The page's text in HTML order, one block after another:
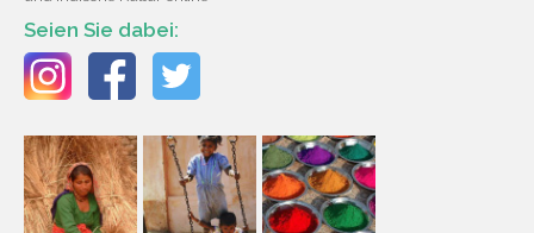
Seien Sie dabei: